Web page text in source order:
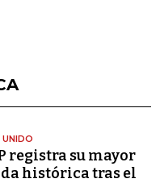
UNIDO
registra su mayor
histórica tras el